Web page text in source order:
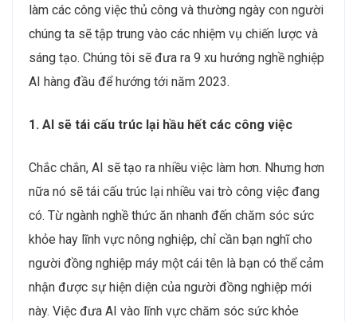
làm các công việc thủ công và thường ngày con người
chúng ta sẽ tập trung vào các nhiệm vụ chiến lược và
sáng tạo. Chúng tôi sẽ đưa ra 9 xu hướng nghề nghiệp
AI hàng đầu để hướng tới năm 2023.
1. AI sẽ tái cấu trúc lại hầu hết các công việc
Chắc chắn, AI sẽ tạo ra nhiều việc làm hơn. Nhưng hơn
nữa nó sẽ tái cấu trúc lại nhiều vai trò công việc đang
có. Từ ngành nghề thức ăn nhanh đến chăm sóc sức
khỏe hay lĩnh vực nông nghiệp, chỉ cần bạn nghĩ cho
người đồng nghiệp máy một cái tên là bạn có thể cảm
nhận được sự hiện diện của người đồng nghiệp mới
này. Việc đưa AI vào lĩnh vực chăm sóc sức khỏe